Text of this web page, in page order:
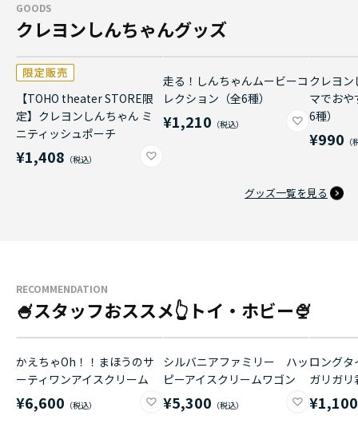
GOODS
クレヨンしんちゃんグッズ
【TOHO theater STORE限
定】クレヨンしんちゃん ミ
ニティッシュポーチ
¥1,408
走る！しんちゃんムービーコ
レクション（全6種）
¥1,210
クレヨ
マでお
6種）
¥990
グッズ一覧を見る
RECOMMENDATION
🍧スタッフおススメ👆トイ・ホビー🍨
かえちゃOh！！まほうのサ
ーティワンアイスクリーム
¥6,600
シルバニアファミリー ハッ
ピーアイスクリームワゴン
¥5,300
ロング
ガリガ
¥1,100